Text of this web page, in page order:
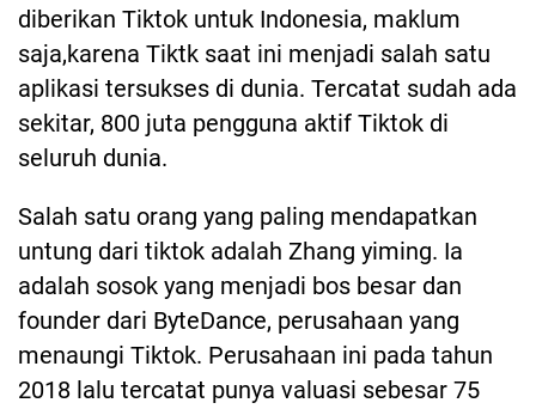
diberikan Tiktok untuk Indonesia, maklum
saja,karena Tiktk saat ini menjadi salah satu
aplikasi tersukses di dunia. Tercatat sudah ada
sekitar, 800 juta pengguna aktif Tiktok di
seluruh dunia.
Salah satu orang yang paling mendapatkan
untung dari tiktok adalah Zhang yiming. Ia
adalah sosok yang menjadi bos besar dan
founder dari ByteDance, perusahaan yang
menaungi Tiktok. Perusahaan ini pada tahun
2018 lalu tercatat punya valuasi sebesar 75